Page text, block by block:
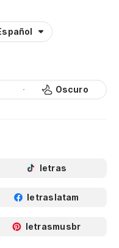
Oscuro
letras
letraslatam
letrasmusbr